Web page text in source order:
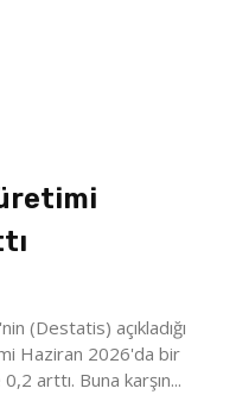
(Destatis) açıkladığı
Haziran 2026'da bir
arttı. Buna karşın...